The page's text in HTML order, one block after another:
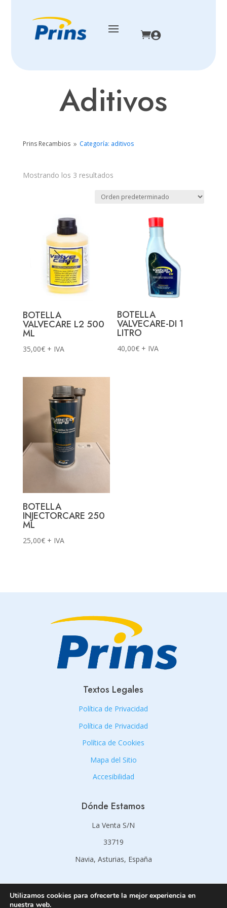

Aditivos
Prins Recambios 9 Categoría: aditivos
Mostrando los 3 resultados
BOTELLA
VALVECARE L2 500
ML
35,00€ + IVA
BOTELLA
VALVECARE-DI 1
LITRO
40,00€ + IVA
BOTELLA
INJECTORCARE 250
ML
25,00€ + IVA
Textos Legales
Política de Privacidad
Política de Privacidad
Política de Cookies
Mapa del Sitio
Accesibilidad
Dónde Estamos
La Venta S/N
33719
Navia, Asturias, España
Contacto
Utilizamos cookies para ofrecerte la mejor experiencia en
nuestra web.